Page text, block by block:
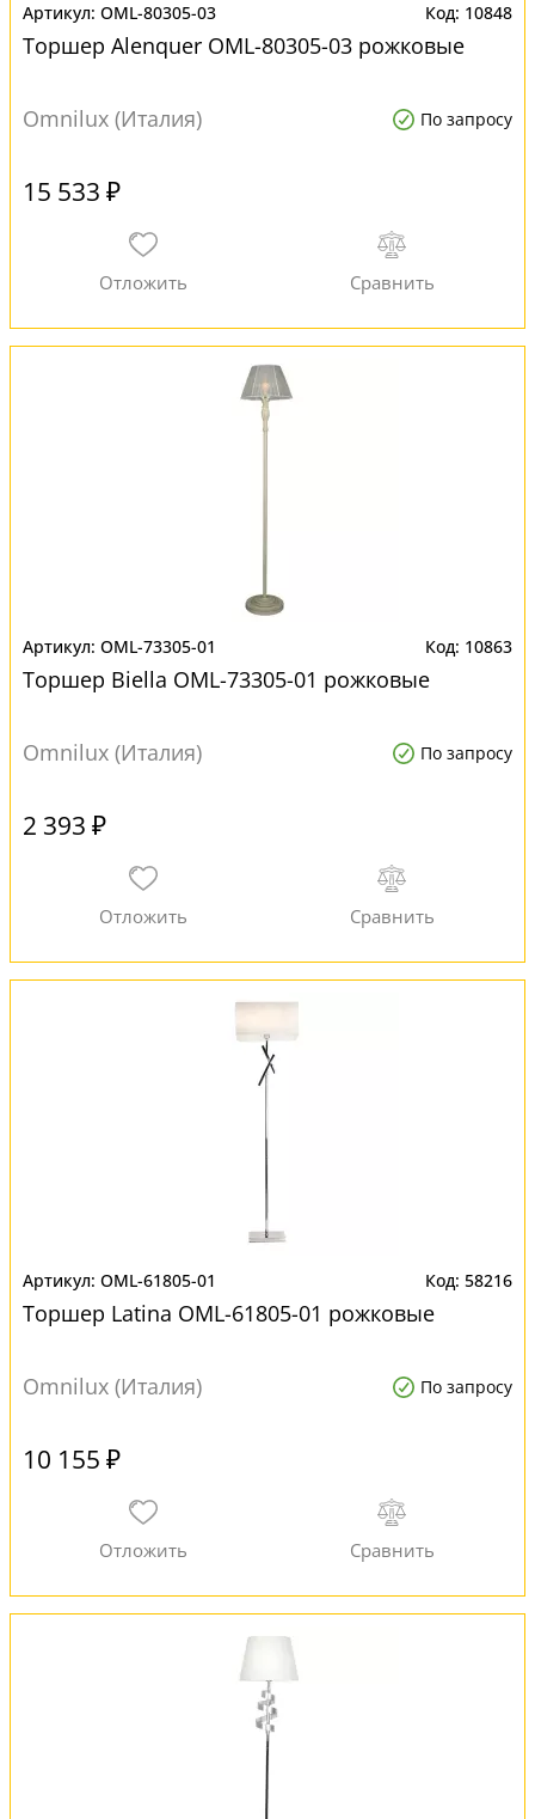
OML-80305-03 10848
Торшер Alenquer OML-80305-03 рожковые
Omnilux (Италия) По запросу
15 533 ₽
OML-73305-01 10863
Торшер Biella OML-73305-01 рожковые
Omnilux (Италия) По запросу
2 393 ₽
OML-61805-01 58216
Торшер Latina OML-61805-01 рожковые
Omnilux (Италия) По запросу
10 155 ₽